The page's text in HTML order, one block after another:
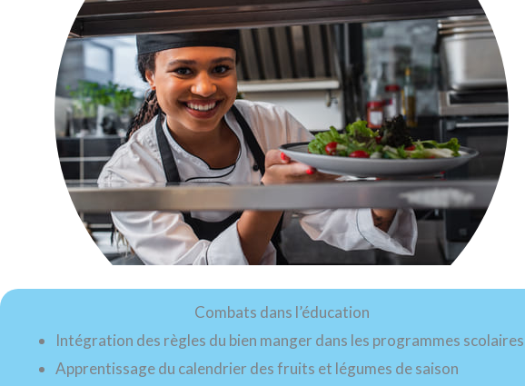
Combats dans l’éducation
Intégration des règles du bien manger dans les programmes scolaires
Apprentissage du calendrier des fruits et légumes de saison